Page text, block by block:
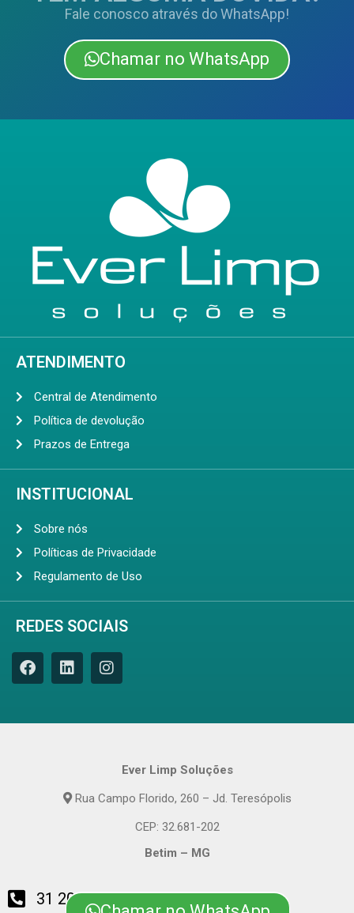
Fale conosco através do WhatsApp!
Chamar no WhatsApp
ATENDIMENTO
Central de Atendimento
Política de devolução
Prazos de Entrega
INSTITUCIONAL
Sobre nós
Políticas de Privacidade
Regulamento de Uso
REDES SOCIAIS
Ever Limp Soluções
Rua Campo Florido, 260 – Jd. Teresópolis
CEP: 32.681-202
Betim – MG
31 2010-4800